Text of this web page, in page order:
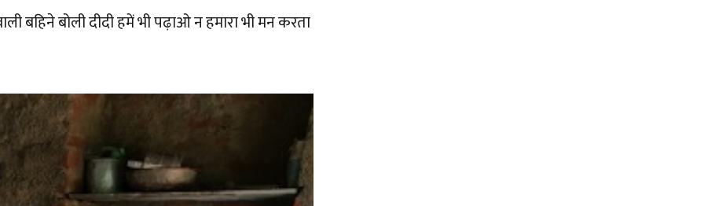
बहिने बोली दीदी हमें भी पढ़ाओ न हमारा भी मन करता